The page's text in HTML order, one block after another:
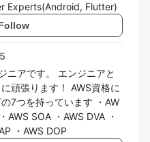
Experts(Android, Flutter)
ニアです。 エンジニアと
頑張ります！ AWS資格に
7つを持っています ・AW
AWS SOA ・AWS DVA ・
・AWS DOP